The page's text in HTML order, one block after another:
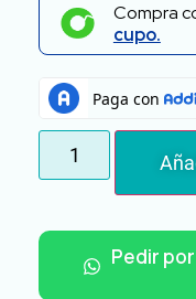
Compra
cupo.
Pedir